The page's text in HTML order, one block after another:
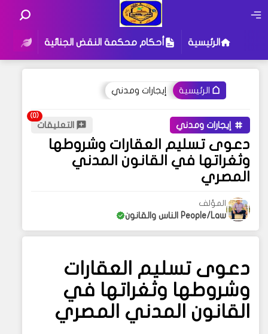
الرئيسية أحكام محكمة النقض الجنائية
الرئيسية إيجارات ومدني
إيجارات ومدني التعليقات
دعوى تسليم العقارات وشروطها
وثغراتها في القانون المدني
المصري
المؤلف
People/Law الناس والقانون
دعوى تسليم العقارات
وشروطها وثغراتها في
القانون المدني المصري